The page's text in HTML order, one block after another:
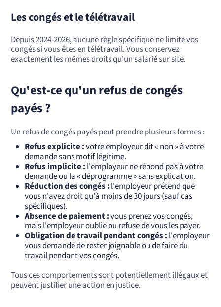
Les congés et le télétravail
Depuis 2024-2026, aucune règle spécifique ne limite vos
congés si vous êtes en télétravail. Vous conservez
exactement les mêmes droits qu'un salarié sur site.
Qu'est-ce qu'un refus de congés
payés ?
Un refus de congés payés peut prendre plusieurs formes :
Refus explicite :votre employeur dit « non » à votre
demande sans motif légitime.
Refus implicite : l'employeur ne répond pas à votre
demande ou la « déprogramme » sans explication.
Réduction des congés : l'employeur prétend que
vous n'avez droit qu'à moins de 30 jours (sauf cas
spécifiques).
Absence de paiement :vous prenez vos congés,
mais l'employeur oublie ou refuse de vous les payer.
Obligation de travail pendant congés : l'employeur
vous demande de rester joignable ou de faire du
travail pendant vos congés.
Tous ces comportements sont potentiellement illégaux et
peuvent justifier une action en justice.